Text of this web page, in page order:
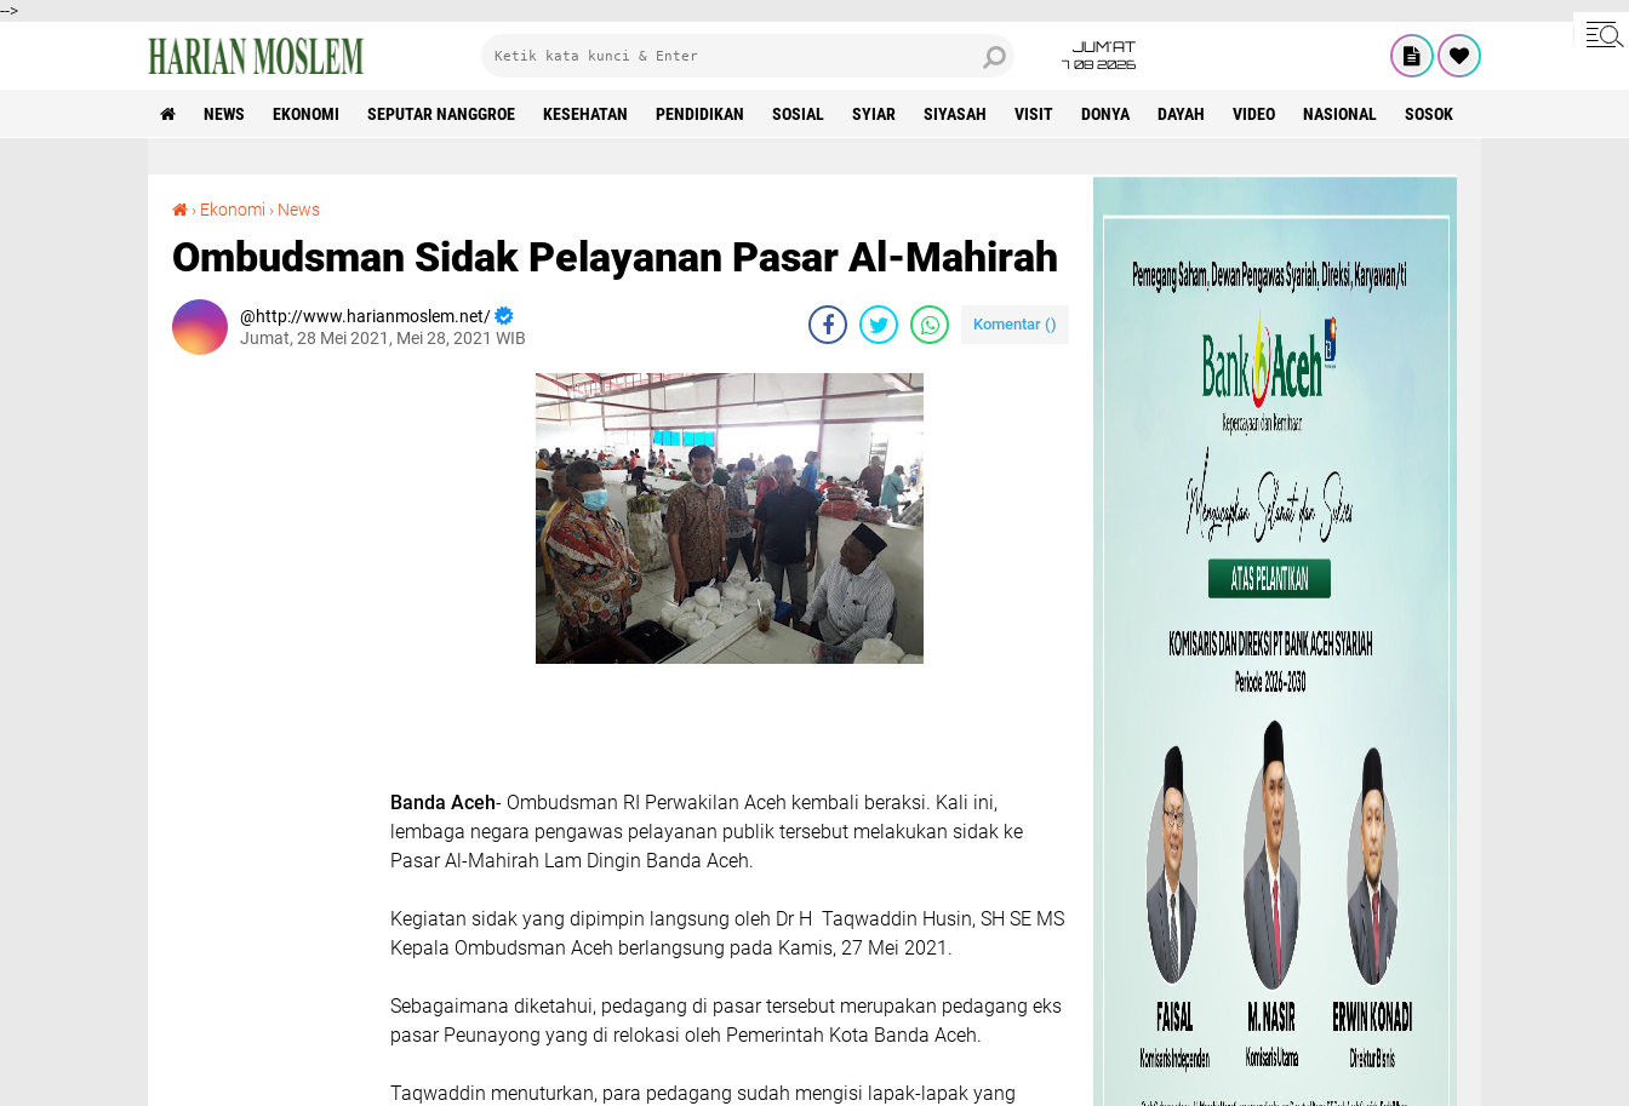
-->
JUM'AT
7 08 2026
NEWS EKONOMI SEPUTAR NANGGROE KESEHATAN PENDIDIKAN SOSIAL SYIAR SIYASAH VISIT DONYA DAYAH VIDEO NASIONAL SOSOK
› Ekonomi › News
Ombudsman Sidak Pelayanan Pasar Al-Mahirah
http://www.harianmoslem.net/
Jumat, 28 Mei 2021, Mei 28, 2021 WIB
Komentar ()
Banda Aceh- Ombudsman RI Perwakilan Aceh kembali beraksi. Kali ini,
lembaga negara pengawas pelayanan publik tersebut melakukan sidak ke
Pasar Al-Mahirah Lam Dingin Banda Aceh.
Kegiatan sidak yang dipimpin langsung oleh Dr H Taqwaddin Husin, SH SE MS
Kepala Ombudsman Aceh berlangsung pada Kamis, 27 Mei 2021.
Sebagaimana diketahui, pedagang di pasar tersebut merupakan pedagang eks
pasar Peunayong yang di relokasi oleh Pemerintah Kota Banda Aceh.
Taqwaddin menuturkan, para pedagang sudah mengisi lapak-lapak yang